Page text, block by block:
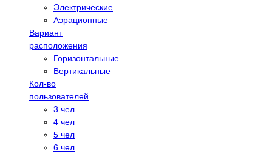
Электрические
Аэрационные
Вариант
расположения
Горизонтальные
Вертикальные
Кол-во
пользователей
3 чел
4 чел
5 чел
6 чел